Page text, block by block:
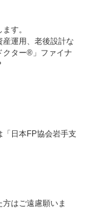
す。
運用、老後設計な
クター®」ファイナ
日本FP協会岩手支
はご遠慮願いま